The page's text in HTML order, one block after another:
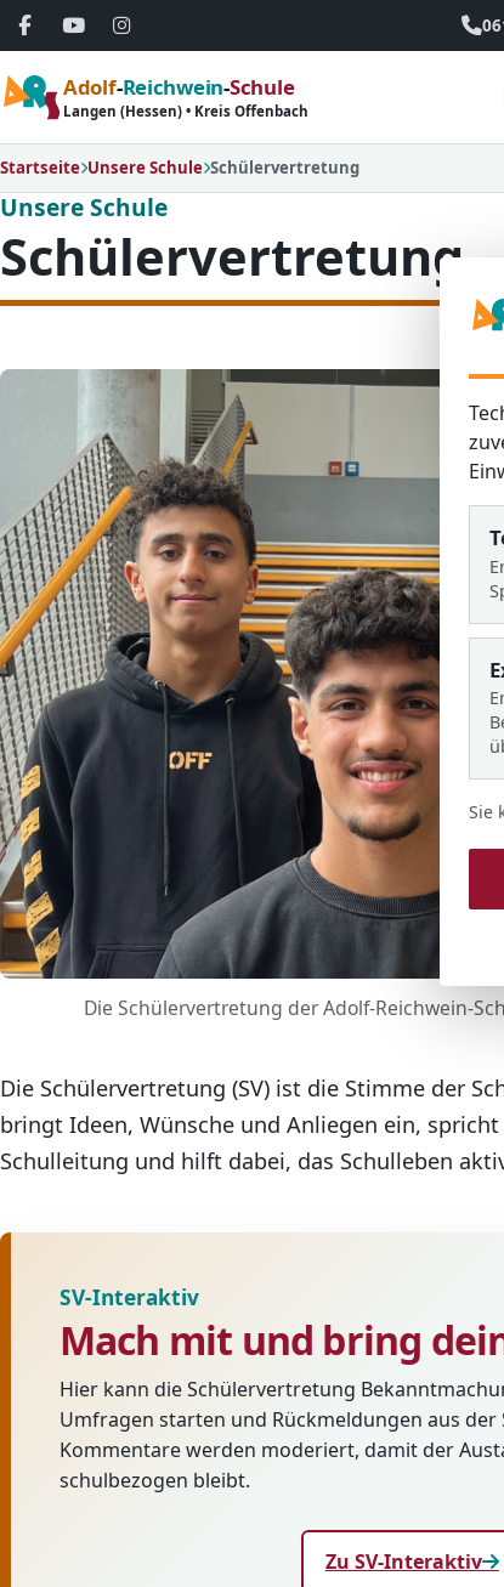
Adolf-Reichwein-Schule
Langen (Hessen) • Kreis Offenbach
Startseite Unsere Schule Schülervertretung
Unsere Schule
Schülervertretung
Die Schülervertretung der Adolf-Reichwein-
Die Schülervertretung (SV) ist die Stimme der
bringt Ideen, Wünsche und Anliegen ein,
Schulleitung und hilft dabei, das Schulleben
SV-Interaktiv
Mach mit und bring
Hier kann die Schülervertretung
Umfragen starten und Rückmeldungen aus der
Kommentare werden moderiert, damit der
schulbezogen bleibt.
Zu SV-Interaktiv
Sie